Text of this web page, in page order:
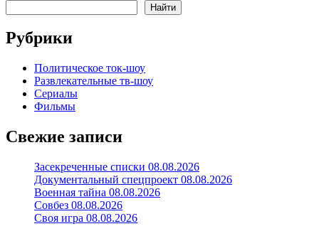
Найти
Рубрики
Политическое ток-шоу
Развлекательные тв-шоу
Сериалы
Фильмы
Свежие записи
Засекреченные списки 08.08.2026
Документальный спецпроект 08.08.2026
Военная тайна 08.08.2026
Совбез 08.08.2026
Своя игра 08.08.2026